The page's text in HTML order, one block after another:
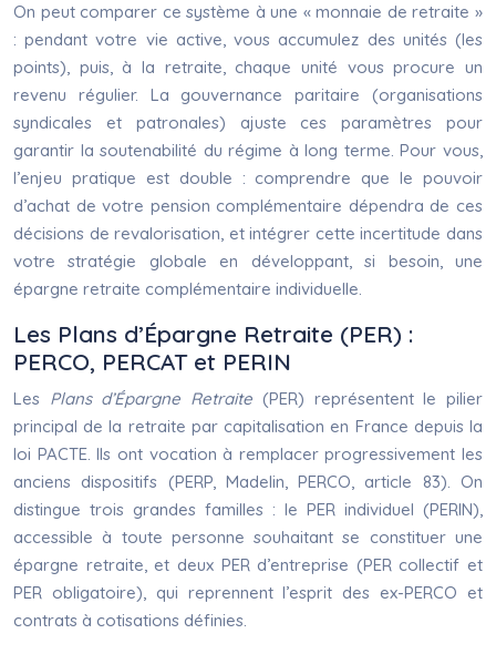
On peut comparer ce système à une « monnaie de retraite »
: pendant votre vie active, vous accumulez des unités (les
points), puis, à la retraite, chaque unité vous procure un
revenu régulier. La gouvernance paritaire (organisations
syndicales et patronales) ajuste ces paramètres pour
garantir la soutenabilité du régime à long terme. Pour vous,
l’enjeu pratique est double : comprendre que le pouvoir
d’achat de votre pension complémentaire dépendra de ces
décisions de revalorisation, et intégrer cette incertitude dans
votre stratégie globale en développant, si besoin, une
épargne retraite complémentaire individuelle.
Les Plans d’Épargne Retraite (PER) :
PERCO, PERCAT et PERIN
Les Plans d’Épargne Retraite (PER) représentent le pilier
principal de la retraite par capitalisation en France depuis la
loi PACTE. Ils ont vocation à remplacer progressivement les
anciens dispositifs (PERP, Madelin, PERCO, article 83). On
distingue trois grandes familles : le PER individuel (PERIN),
accessible à toute personne souhaitant se constituer une
épargne retraite, et deux PER d’entreprise (PER collectif et
PER obligatoire), qui reprennent l’esprit des ex-PERCO et
contrats à cotisations définies.